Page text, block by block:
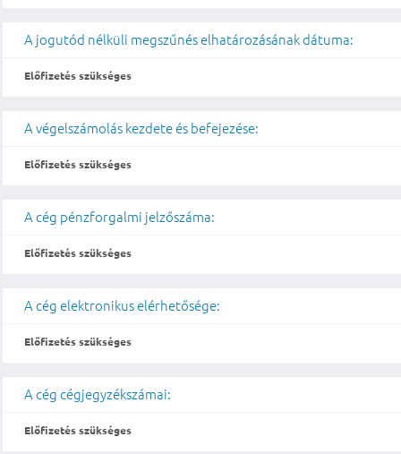
A jogutód nélküli megszűnés elhatározásának dátuma:
Előfizetés szükséges
A végelszámolás kezdete és befejezése:
Előfizetés szükséges
A cég pénzforgalmi jelzőszáma:
Előfizetés szükséges
A cég elektronikus elérhetősége:
Előfizetés szükséges
A cég cégjegyzékszámai:
Előfizetés szükséges